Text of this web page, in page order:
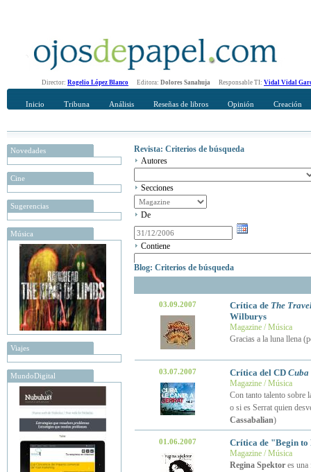
Director: Rogelio López Blanco Editora: Dolores Sanahuja Responsable TI: Vidal Vidal
Inicio Tribuna Análisis Reseñas de libros Opinión Creación
Novedades
Cine
Sugerencias
Música
Viajes
MundoDigital
Revista: Criterios de búsqueda
Autores
Secciones
De
Contiene
Blog: Criterios de búsqueda
03.09.2007 Crítica de The
Wilburys
Magazine / Música
Gracias a la luna llena
03.07.2007 Crítica del CD Cuba
Magazine / Música
Con tanto talento sobre
o si es Serrat quien
Cassabalian)
01.06.2007 Crítica de "Begin to
Magazine / Música
Regina Spektor es una